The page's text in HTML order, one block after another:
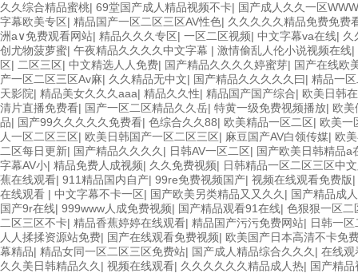
久久综合精品蜜桃| 69堂国产成人精品视频不卡| 国产成人久久一区WWW
字幕欧美专区| 精品国产一区二区三区AV性色| 久久久久久精品免费免费
洲a∨免费观看网站| 精品久久久专区| 一区二区视频| 中文字幕va在线| 久
创尤物菠萝蜜| 午夜精品久久久久中文字幕 | 激情偷乱人伦小说视频在线|
区| 二区三区| 中文精选人人免费| 国产精品久久久久婷蜜芽| 国产在线欧
产一区二区三区Av麻| 久久精品无中文| 国产精品久久久久久曰| 精品一
天影院| 精品美女久久久aaa| 精品久久性| 精品国产国产综合| 欧美日韩
清片直播免费看| 国产一区二区精品久久岳| 特黄一级免费视频播放| 欧美
品| 国产99久久久久久免费看| 色综合久久88| 欧美精品一区二区| 欧美一
人一区二区三区| 欧美日韩国产一区二区三区| 麻豆国产AV白领传媒| 欧
二区每日更新| 国产精品久久久久 | 日韩AV一区二区| 国产欧美日韩精品a
字幕AV小| 精品免费人成视频| 久久免费视频| 日韩精品一区二区三区中
蕉在线观看| 911精品国内自产| 99re免费视频国产| 视频在线观看免费版|
在线观看 | 中文字幕不卡一区| 国产欧美另类精品又又久久 | 国产精品成
国产9r在线| 999www人成免费视频| 国产精品观看91在线| 色狠狠一区二
二区三区不卡| 精品香蕉婷婷在线观看| 精品国产污污免费网站| 日韩一
人人揉揉资源站免费| 国产在线观看免费视频| 欧美国产日本高清不卡免
幕精品| 精品女同一区二区三区免费站| 国产成人精品综合久久久 | 在线观
久久美日韩精品久久 | 视频在线观看| 久久久久久久精品成人热| 国产精